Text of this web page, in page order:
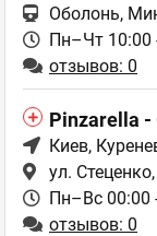
Оболонь,
Пн–Чт 10:00
отзывов: 0
Pinzarella -
Киев,
ул.
Пн–Вс 00:00
отзывов: 0